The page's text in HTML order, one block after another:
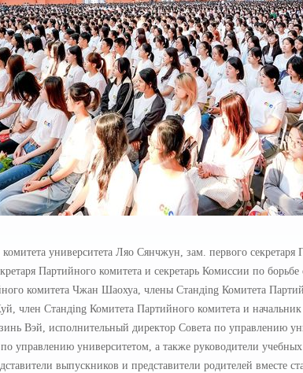
университета Ляо Сянчжун, зам. первого секретаря
Партийного комитета и секретарь Комиссии по
комитета Чжан Шаохуа, члены Стандing Комитета
член Стандing Комитета Партийного комитета и
Вэй, исполнительный директор Совета по управлению
по управлению университетом, а также руководители
выпускников и представители родителей вместе